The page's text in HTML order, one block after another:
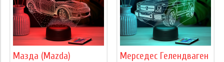
Мазда (Mazda) Мерседес Гелендваген